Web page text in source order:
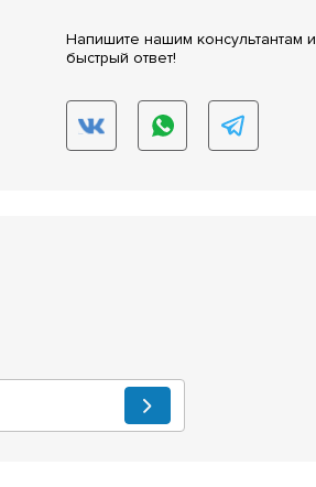
Напишите нашим консультантам
быстрый ответ!